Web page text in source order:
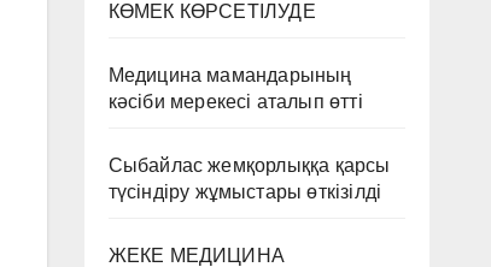
КӨМЕК КӨРСЕТІЛУДЕ
Медицина мамандарының
кәсіби мерекесі аталып өтті
Сыбайлас жемқорлыққа қарсы
түсіндіру жұмыстары өткізілді
ЖЕКЕ МЕДИЦИНА